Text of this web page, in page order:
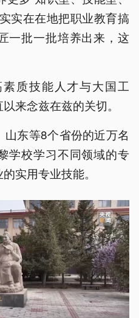
实在在地把职业教育搞
一批一批培养出来，这
质技能人才与大国工
来念兹在兹的关切。
东等8个省份的近万名
学校学习不同领域的专
实用专业技能。